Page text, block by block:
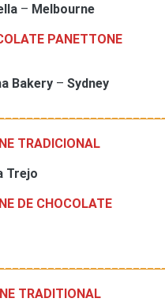
– Melbourne
PANETTONE
Bakery –Sydney
TRADICIONAL
Trejo
DE CHOCOLATE
TRADITIONAL